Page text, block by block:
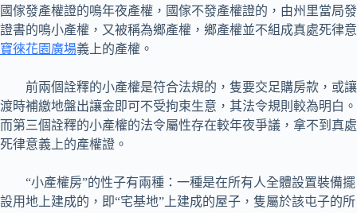
國傢發產權證的鳴年夜產權，國傢不發產權證的，由州里當局發
證書的鳴小產權，又被稱為鄉產權，鄉產權並不組成真處死律意
寶徠花園廣場義上的產權。
前兩個詮釋的小產權是符合法規的，隻要交足購房款，或讓
渡時補繳地盤出讓金即可不受拘束生意，其法令規則較為明白。
而第三個詮釋的小產權的法令屬性存在較年夜爭議，拿不到真處
死律意義上的產權證。
“小產權房”的性子有兩種：一種是在所有人全體設置裝備擺
設用地上建成的，即“宅基地”上建成的屋子，隻屬於該屯子的所